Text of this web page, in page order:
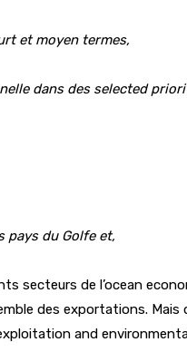
et moyen termes,
dans des selected
pays du Golfe et,
secteurs de l’ocean
des exportations.
and